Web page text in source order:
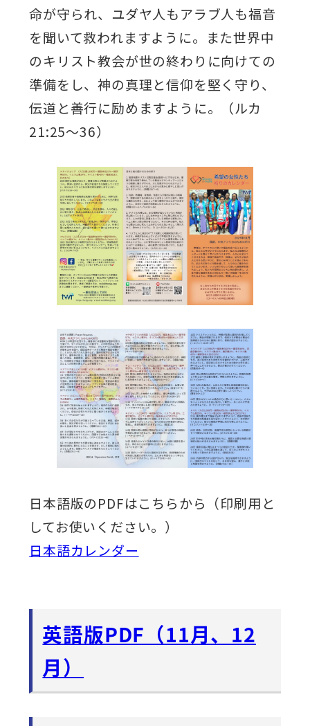
命が守られ、ユダヤ人もアラブ人も福音
を聞いて救われますように。また世界中
のキリスト教会が世の終わりに向けての
準備をし、神の真理と信仰を堅く守り、
伝道と善行に励めますように。（ルカ
21:25～36）
日本語版のPDFはこちらから（印刷用と
してお使いください。）
日本語カレンダー
英語版PDF（11月、12
月）